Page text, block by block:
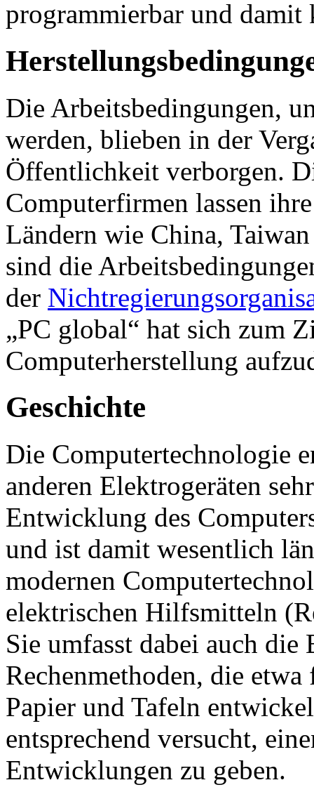
programmierbar und damit
Die Arbeitsbedingungen,
werden, blieben in der
Öffentlichkeit verborgen.
Computerfirmen lassen
Ländern wie China,
sind die
der
„PC global“ hat sich zum
Computerherstellung
Geschichte
Die Computertechnologie
anderen Elektrogeräten
Entwicklung des
und ist damit wesentlich
modernen
elektrischen Hilfsmitteln
Sie umfasst dabei auch
Rechenmethoden, die
Papier und Tafeln
entsprechend versucht,
Entwicklungen zu geben.